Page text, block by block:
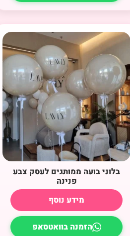
בלוני בועה ממותגים לעסק צבע
פנינה
מידע נוסף
הזמנה בוואטסאפ